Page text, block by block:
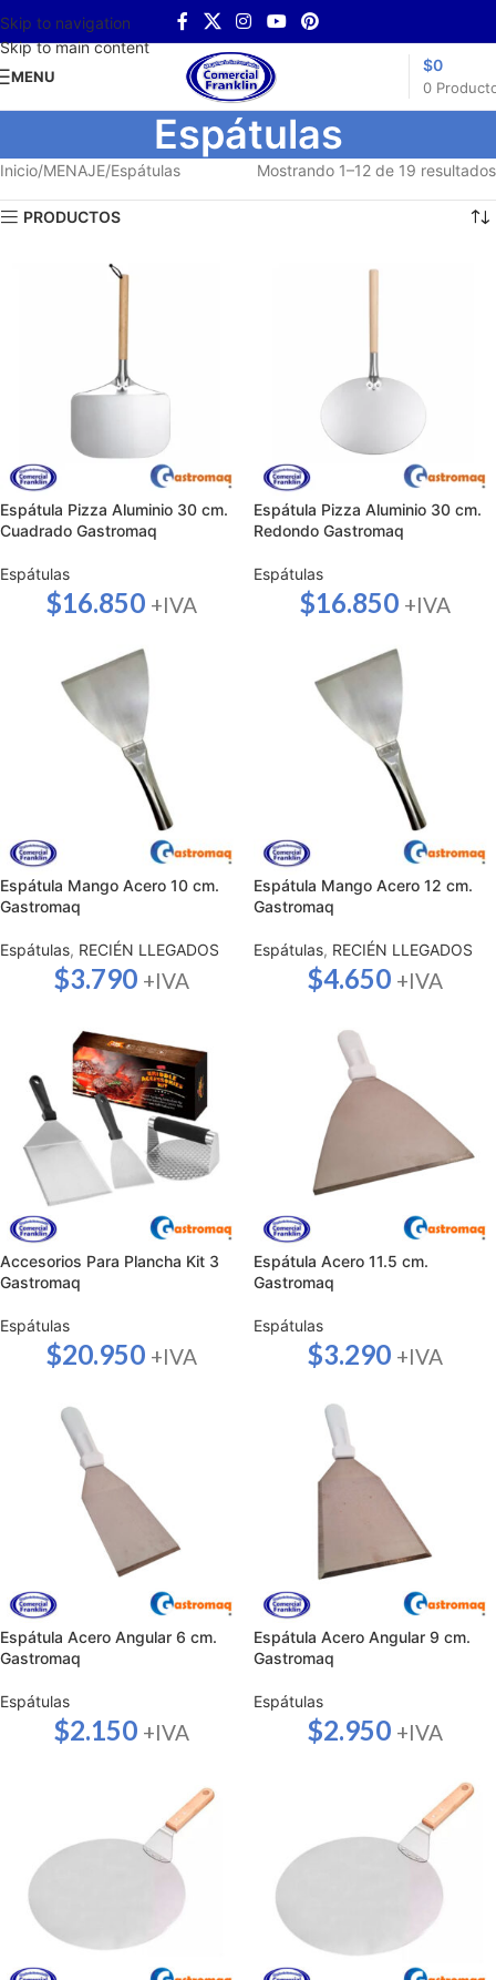
Skip to navigation
Skip to main content
MENU
0
$0
Espátulas
Inicio MENAJE Espátulas Mostrando 1–12 de 19 resultados
PRODUCTOS
Espátula Pizza Aluminio 30 cm.
Cuadrado Gastromaq
Espátulas
$16.850 +IVA
Espátula Pizza Aluminio 30 cm.
Redondo Gastromaq
Espátulas
$16.850 +IVA
Espátula Mango Acero 10 cm.
Gastromaq
Espátulas, RECIÉN LLEGADOS
$3.790 +IVA
Espátula Mango Acero 12 cm.
Gastromaq
Espátulas, RECIÉN LLEGADOS
$4.650 +IVA
Accesorios Para Plancha Kit 3
Gastromaq
Espátulas
$20.950 +IVA
Espátula Acero 11.5 cm.
Gastromaq
Espátulas
$3.290 +IVA
Espátula Acero Angular 6 cm.
Gastromaq
Espátulas
$2.150 +IVA
Espátula Acero Angular 9 cm.
Gastromaq
Espátulas
$2.950 +IVA